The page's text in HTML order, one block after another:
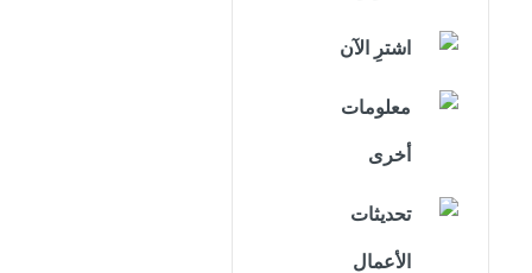
اشترِ الآن
معلومات
أخرى
تحديثات
الأعمال